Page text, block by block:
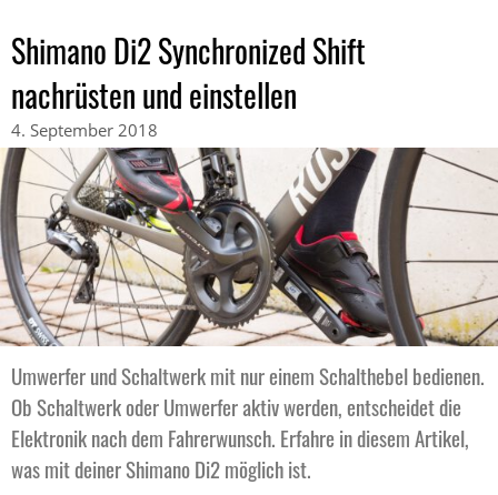
Shimano Di2 Synchronized Shift
nachrüsten und einstellen
4. September 2018
Umwerfer und Schaltwerk mit nur einem Schalthebel bedienen.
Ob Schaltwerk oder Umwerfer aktiv werden, entscheidet die
Elektronik nach dem Fahrerwunsch. Erfahre in diesem Artikel,
was mit deiner Shimano Di2 möglich ist.